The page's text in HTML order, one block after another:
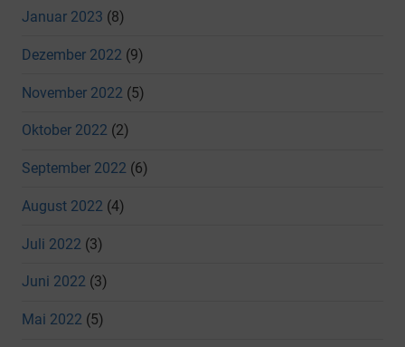
Januar 2023 (8)
Dezember 2022 (9)
November 2022 (5)
Oktober 2022 (2)
September 2022 (6)
August 2022 (4)
Juli 2022 (3)
Juni 2022 (3)
Mai 2022 (5)